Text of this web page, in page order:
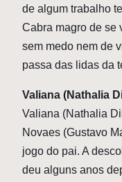
de algum trabalho
Cabra magro de se
sem medo nem de
passa das lidas da
Valiana (Nathalia
Valiana (Nathalia
Novaes (Gustavo
jogo do pai. A
deu alguns anos